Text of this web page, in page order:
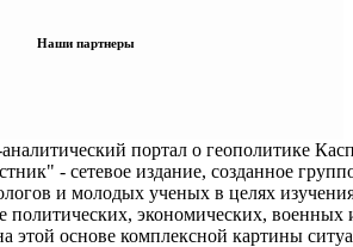
Наши партнеры
портал о геополитике
- сетевое издание, созданное
и молодых ученых в целях
политических, экономических, военных
этой основе комплексной картины